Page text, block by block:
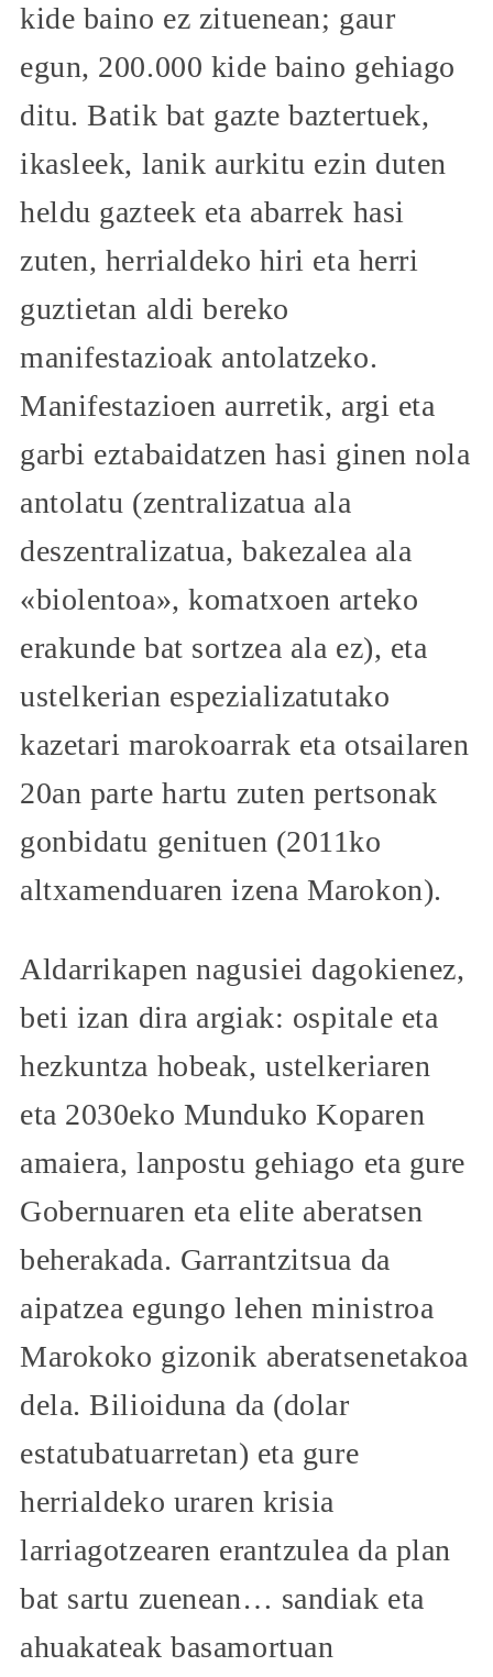
kide baino ez zituenean; gaur
egun, 200.000 kide baino gehiago
ditu. Batik bat gazte baztertuek,
ikasleek, lanik aurkitu ezin duten
heldu gazteek eta abarrek hasi
zuten, herrialdeko hiri eta herri
guztietan aldi bereko
manifestazioak antolatzeko.
Manifestazioen aurretik, argi eta
garbi eztabaidatzen hasi ginen nola
antolatu (zentralizatua ala
deszentralizatua, bakezalea ala
«biolentoa», komatxoen arteko
erakunde bat sortzea ala ez), eta
ustelkerian espezializatutako
kazetari marokoarrak eta otsailaren
20an parte hartu zuten pertsonak
gonbidatu genituen (2011ko
altxamenduaren izena Marokon).
Aldarrikapen nagusiei dagokienez,
beti izan dira argiak: ospitale eta
hezkuntza hobeak, ustelkeriaren
eta 2030eko Munduko Koparen
amaiera, lanpostu gehiago eta gure
Gobernuaren eta elite aberatsen
beherakada. Garrantzitsua da
aipatzea egungo lehen ministroa
Marokoko gizonik aberatsenetakoa
dela. Bilioiduna da (dolar
estatubatuarretan) eta gure
herrialdeko uraren krisia
larriagotzearen erantzulea da plan
bat sartu zuenean… sandiak eta
ahuakateak basamortuan